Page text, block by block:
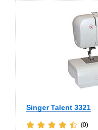
Singer Talent 3321
(0)